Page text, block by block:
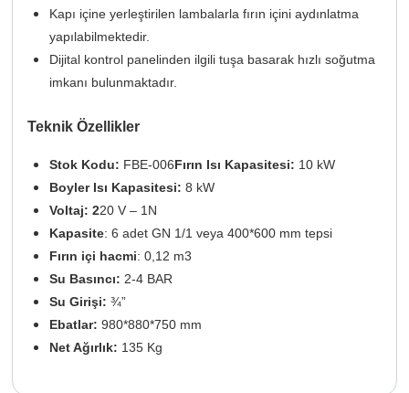
Kapı içine yerleştirilen lambalarla fırın içini aydınlatma
yapılabilmektedir.
Dijital kontrol panelinden ilgili tuşa basarak hızlı soğutma
imkanı bulunmaktadır.
Teknik Özellikler
Stok Kodu: FBE-006Fırın Isı Kapasitesi: 10 kW
Boyler Isı Kapasitesi: 8 kW
Voltaj: 220 V – 1N
Kapasite: 6 adet GN 1/1 veya 400*600 mm tepsi
Fırın içi hacmi: 0,12 m3
Su Basıncı: 2-4 BAR
Su Girişi: ¾”
Ebatlar: 980*880*750 mm
Net Ağırlık: 135 Kg